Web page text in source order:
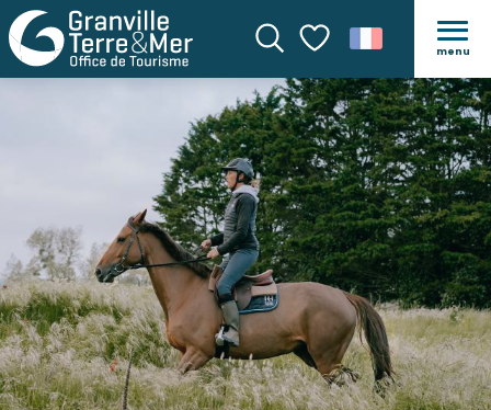
Recherche
Voir les favoris
menu